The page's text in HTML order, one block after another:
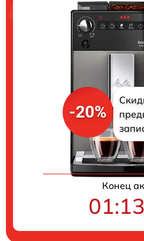
-20%
Конец